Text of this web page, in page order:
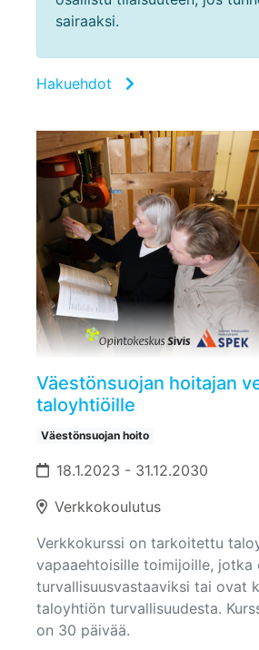
sairaaksi.
Hakuehdot
Väestönsuojan hoitajan
taloyhtiöille
Väestönsuojan hoito
18.1.2023 - 31.12.2030
Verkkokoulutus
Verkkokurssi on tarkoitettu
vapaaehtoisille toimijoille, jotka
turvallisuusvastaaviksi tai ovat
taloyhtiön turvallisuudesta.
on 30 päivää.